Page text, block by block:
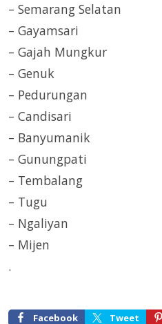
– Semarang Selatan
– Gayamsari
– Gajah Mungkur
– Genuk
– Pedurungan
– Candisari
– Banyumanik
– Gunungpati
– Tembalang
– Tugu
– Ngaliyan
– Mijen
.
Facebook Tweet